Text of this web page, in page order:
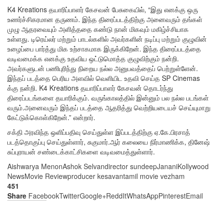
K4 Kreations தயாரிப்பாளர் கேசவன் பேசுகையில், “இது எனக்கு ஒரு
உணர்ச்சிகரமான தருணம். இந்த திரைப்படத்திற்கு அனைவரும் தங்கள்
முழு ஆதரவையும் அளித்ததை கண்டு நான் மிகவும் மகிழ்ச்சியாக
உள்ளது. டிரெய்லர் மற்றும் பாடல்களில் அவர்களின் நடிப்பு மற்றும் குழுவின்
உழைப்பை பார்த்து மிக உற்சாகமாக இருக்கிறேன். இந்த திரைப்படத்தை
வடிவமைக்க எனக்கு உதவிய ஒட்டுமொத்த குழுவிற்கும் நன்றி.
அவர்களுடன் பணிபுரிந்து நிறைய நல்ல அனுபவத்தைப் பெற்றுள்ளேன்.
இந்தப் படத்தை பெரிய அளவில் வெளியிட உதவி செய்த SP Cinemas
க்கு நன்றி. K4 Kreations தயாரிப்பாளர் கேசவன் தொடர்ந்து
திரைப்படங்களை தயாரிக்கும். வருங்காலத்தில் இன்னும் பல நல்ல படங்கள்
வரும்.அனைவரும் இந்தப் படத்தை ஆதரித்து வெற்றியடையச் செய்யுமாறு
கேட்டுக்கொள்கிறேன்.” என்றார்.
சக்தி அரவிந்த ஒளிப்பதிவு செய்துள்ள இப்படத்திற்கு ஏ.கே.பிரசாத்
படத்தொகுப்பு செய்துள்ளார், சுகுமார்.ஆர் கலையை நிர்மாணிக்க, தினேஷ்
சுப்புராயன் சண்டைக்காட்சிகளை வடிவமைத்துள்ளார்.
Aishwarya MenonAshok Selvandirector sundeepJananiKollywood
NewsMovie Reviewproducer kesavantamil movie vezham
451
Share FacebookTwitterGoogle+ReddItWhatsAppPinterestEmail